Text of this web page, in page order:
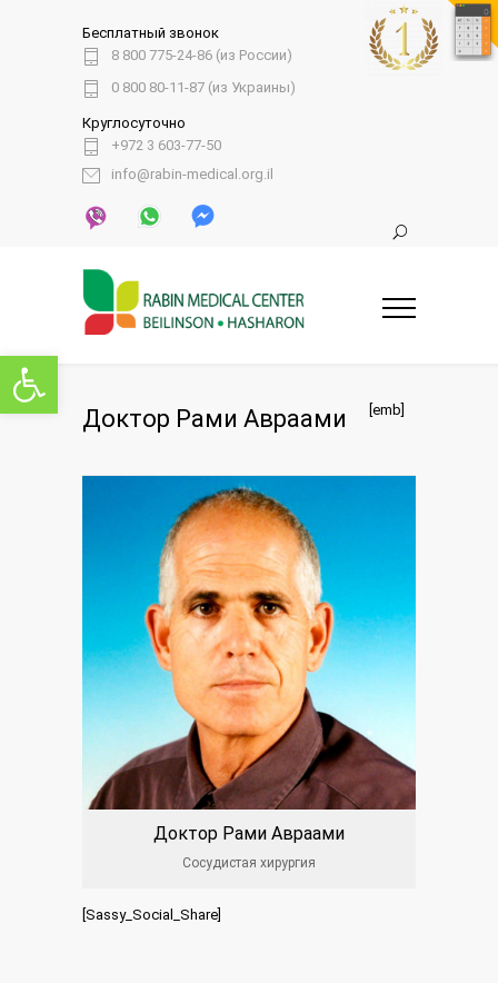
Открыть панель инструментов
Бесплатный звонок
8 800 775-24-86 (из России)
0 800 80-11-87 (из Украины)
Круглосуточно
+972 3 603-77-50
info@rabin-medical.org.il
Доктор Рами Авраами [emb]
Доктор Рами Авраами
Сосудистая хирургия
[Sassy_Social_Share]